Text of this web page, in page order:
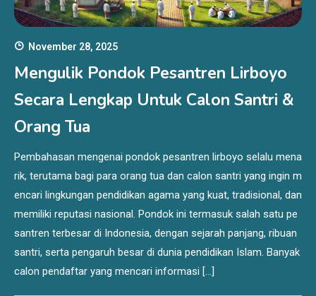
November 28, 2025
Mengulik Pondok Pesantren Lirboyo
Secara Lengkap Untuk Calon Santri &
Orang Tua
Pembahasan mengenai pondok pesantren lirboyo selalu mena
rik, terutama bagi para orang tua dan calon santri yang ingin m
encari lingkungan pendidikan agama yang kuat, tradisional, dan
memiliki reputasi nasional. Pondok ini termasuk salah satu pe
santren terbesar di Indonesia, dengan sejarah panjang, ribuan
santri, serta pengaruh besar di dunia pendidikan Islam. Banyak
calon pendaftar yang mencari informasi […]